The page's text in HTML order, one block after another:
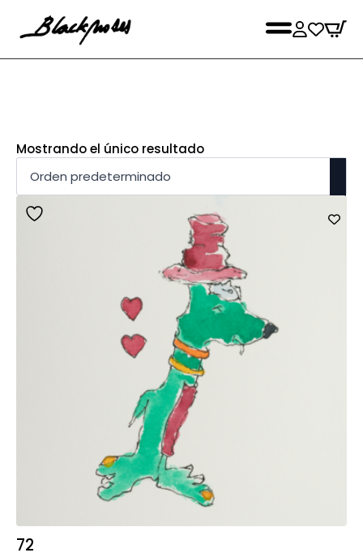
Mostrando el único resultado
72